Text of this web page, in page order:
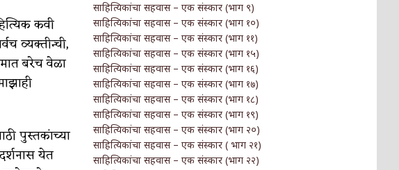
कवी
व्यक्तीन्ची,
बरेच वेळा
पुस्तकांच्या
येत
साहित्यिकांचा सहवास – एक संस्कार (भाग ९)
साहित्यिकांचा सहवास – एक संस्कार (भाग १०)
साहित्यिकांचा सहवास – एक संस्कार (भाग ११)
साहित्यिकांचा सहवास – एक संस्कार (भाग १५)
साहित्यिकांचा सहवास – एक संस्कार (भाग १६)
साहित्यिकांचा सहवास – एक संस्कार (भाग १७)
साहित्यिकांचा सहवास – एक संस्कार (भाग १८)
साहित्यिकांचा सहवास – एक संस्कार (भाग १९)
साहित्यिकांचा सहवास – एक संस्कार (भाग २०)
साहित्यिकांचा सहवास – एक संस्कार ( भाग २१)
साहित्यिकांचा सहवास – एक संस्कार (भाग २२)